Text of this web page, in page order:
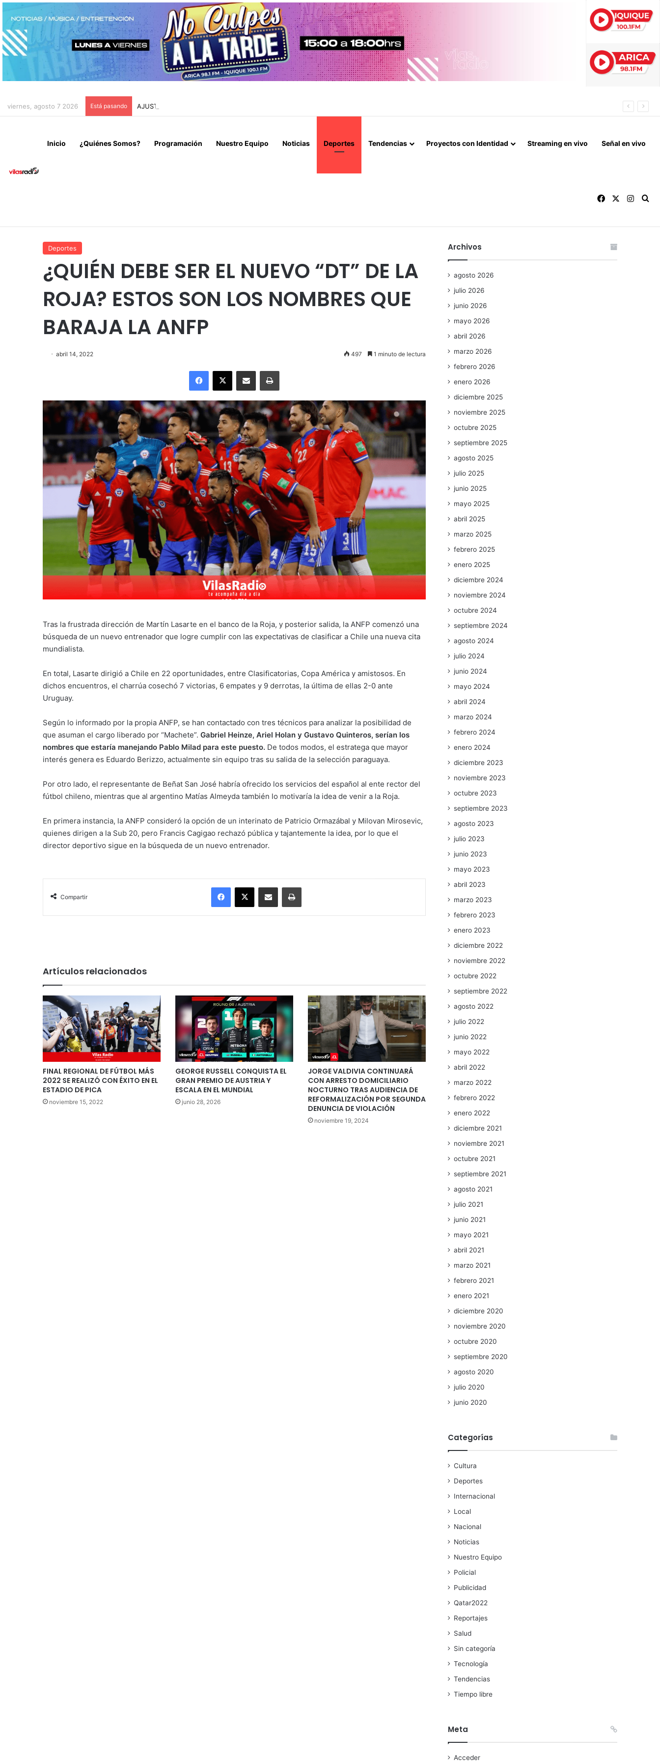
viernes, agosto 7 2026 Está pasando AJUSTE PRESUPUESTARIO OBLIGA A RESTRINGIR LA ATENCIÓN EN CONSULTORIOS MUNICIPALES DE ARICA
Inicio ¿Quiénes Somos? Programación Nuestro Equipo Noticias Deportes Tendencias Proyectos con Identidad Streaming en vivo Señal en vivo
Facebook
Deportes
¿QUIÉN DEBE SER EL NUEVO “DT” DE LA
ROJA? ESTOS SON LOS NOMBRES QUE
BARAJA LA ANFP
abril 14, 2022 497 1 minuto de lectura
Facebook
X Enviar vía email Imprimir
Tras la frustrada dirección de Martín Lasarte en el banco de la Roja, y posterior salida, la ANFP comenzó una
búsqueda de un nuevo entrenador que logre cumplir con las expectativas de clasificar a Chile una nueva cita
mundialista.
En total, Lasarte dirigió a Chile en 22 oportunidades, entre Clasificatorias, Copa América y amistosos. En
dichos encuentros, el charrúa cosechó 7 victorias, 6 empates y 9 derrotas, la última de ellas 2-0 ante
Uruguay.
Según lo informado por la propia ANFP, se han contactado con tres técnicos para analizar la posibilidad de
que asuman el cargo liberado por “Machete”. Gabriel Heinze, Ariel Holan y Gustavo Quinteros, serían los
nombres que estaría manejando Pablo Milad para este puesto. De todos modos, el estratega que mayor
interés genera es Eduardo Berizzo, actualmente sin equipo tras su salida de la selección paraguaya.
Por otro lado, el representante de Beñat San José habría ofrecido los servicios del español al ente rector del
fútbol chileno, mientras que al argentino Matías Almeyda también lo motivaría la idea de venir a la Roja.
En primera instancia, la ANFP consideró la opción de un interinato de Patricio Ormazábal y Milovan Mirosevic,
quienes dirigen a la Sub 20, pero Francis Cagigao rechazó pública y tajantemente la idea, por lo que el
director deportivo sigue en la búsqueda de un nuevo entrenador.
Compartir
Facebook
X Enviar vía email Imprimir
Artículos relacionados
FINAL REGIONAL DE FÚTBOL MÁS
2022 SE REALIZÓ CON ÉXITO EN EL
ESTADIO DE PICA
noviembre 15, 2022
GEORGE RUSSELL CONQUISTA EL
GRAN PREMIO DE AUSTRIA Y
ESCALA EN EL MUNDIAL
junio 28, 2026
JORGE VALDIVIA CONTINUARÁ
CON ARRESTO DOMICILIARIO
NOCTURNO TRAS AUDIENCIA DE
REFORMALIZACIÓN POR SEGUNDA
DENUNCIA DE VIOLACIÓN
noviembre 19, 2024
Archivos
agosto 2026
julio 2026
junio 2026
mayo 2026
abril 2026
marzo 2026
febrero 2026
enero 2026
diciembre 2025
noviembre 2025
octubre 2025
septiembre 2025
agosto 2025
julio 2025
junio 2025
mayo 2025
abril 2025
marzo 2025
febrero 2025
enero 2025
diciembre 2024
noviembre 2024
octubre 2024
septiembre 2024
agosto 2024
julio 2024
junio 2024
mayo 2024
abril 2024
marzo 2024
febrero 2024
enero 2024
diciembre 2023
noviembre 2023
octubre 2023
septiembre 2023
agosto 2023
julio 2023
junio 2023
mayo 2023
abril 2023
marzo 2023
febrero 2023
enero 2023
diciembre 2022
noviembre 2022
octubre 2022
septiembre 2022
agosto 2022
julio 2022
junio 2022
mayo 2022
abril 2022
marzo 2022
febrero 2022
enero 2022
diciembre 2021
noviembre 2021
octubre 2021
septiembre 2021
agosto 2021
julio 2021
junio 2021
mayo 2021
abril 2021
marzo 2021
febrero 2021
enero 2021
diciembre 2020
noviembre 2020
octubre 2020
septiembre 2020
agosto 2020
julio 2020
junio 2020
Categorías
Cultura
Deportes
Internacional
Local
Nacional
Noticias
Nuestro Equipo
Policial
Publicidad
Qatar2022
Reportajes
Salud
Sin categoría
Tecnología
Tendencias
Tiempo libre
Meta
Acceder